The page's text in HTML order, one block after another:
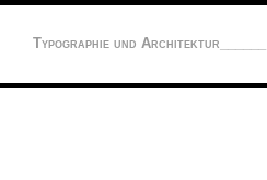
Typographie und Architektur